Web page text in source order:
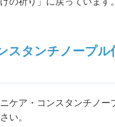
スタンチノープル
ケア・コンスタンチノ
い。